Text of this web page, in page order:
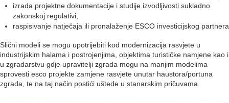
izrada projektne dokumentacije i studije izvodljivosti sukladno
zakonskoj regulativi,
raspisivanje natječaja ili pronalaženje ESCO investicijskog partnera
Slični modeli se mogu upotrijebiti kod modernizacija rasvjete u
industrijskim halama i postrojenjima, objektima turističke namjene kao i
u zgradarstvu gdje upravitelji zgrada mogu na manjim modelima
sprovesti esco projekte zamjene rasvjete unutar haustora/portuna
zgrada, te na taj način postići uštede u stanarskim pričuvama.